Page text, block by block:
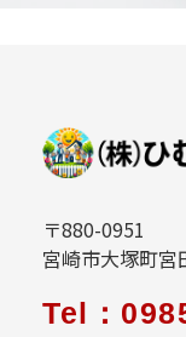
〒880-0951
宮崎市大塚町
Tel：